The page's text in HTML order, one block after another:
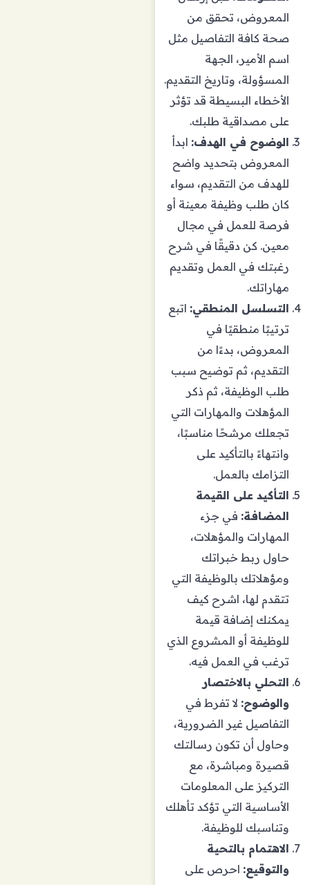
المعروض، تحقق من
صحة كافة التفاصيل مثل
اسم الأمير، الجهة
المسؤولة، وتاريخ التقديم.
الأخطاء البسيطة قد تؤثر
على مصداقية طلبك.
الوضوح في الهدف: ابدأ
المعروض بتحديد واضح
للهدف من التقديم، سواء
كان طلب وظيفة معينة أو
فرصة للعمل في مجال
معين. كن دقيقًا في شرح
رغبتك في العمل وتقديم
مهاراتك.
التسلسل المنطقي: اتبع
ترتيبًا منطقيًا في
المعروض، بدءًا من
التقديم، ثم توضيح سبب
طلب الوظيفة، ثم ذكر
المؤهلات والمهارات التي
تجعلك مرشحًا مناسبًا،
وانتهاءً بالتأكيد على
التزامك بالعمل.
التأكيد على القيمة
المضافة: في جزء
المهارات والمؤهلات،
حاول ربط خبراتك
ومؤهلاتك بالوظيفة التي
تتقدم لها، اشرح كيف
يمكنك إضافة قيمة
للوظيفة أو المشروع الذي
ترغب في العمل فيه.
التحلي بالاختصار
والوضوح: لا تفرط في
التفاصيل غير الضرورية،
وحاول أن تكون رسالتك
قصيرة ومباشرة، مع
التركيز على المعلومات
الأساسية التي تؤكد تأهلك
وتناسبك للوظيفة.
الاهتمام بالتحية
والتوقيع: احرص على